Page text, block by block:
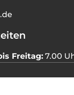
Freitag:7.00